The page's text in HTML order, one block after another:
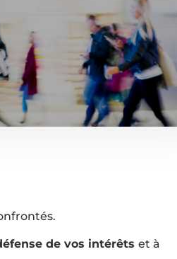
de vos intérêts et à